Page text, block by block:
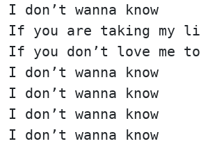
I don’t wanna know
If you are taking my
If you don’t love me
I don’t wanna know
I don’t wanna know
I don’t wanna know
I don’t wanna know